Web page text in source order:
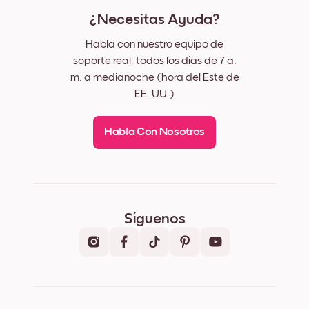
¿Necesitas Ayuda?
Habla con nuestro equipo de
soporte real, todos los días de 7 a.
m. a medianoche (hora del Este de
EE. UU.)
Habla Con Nosotros
Síguenos